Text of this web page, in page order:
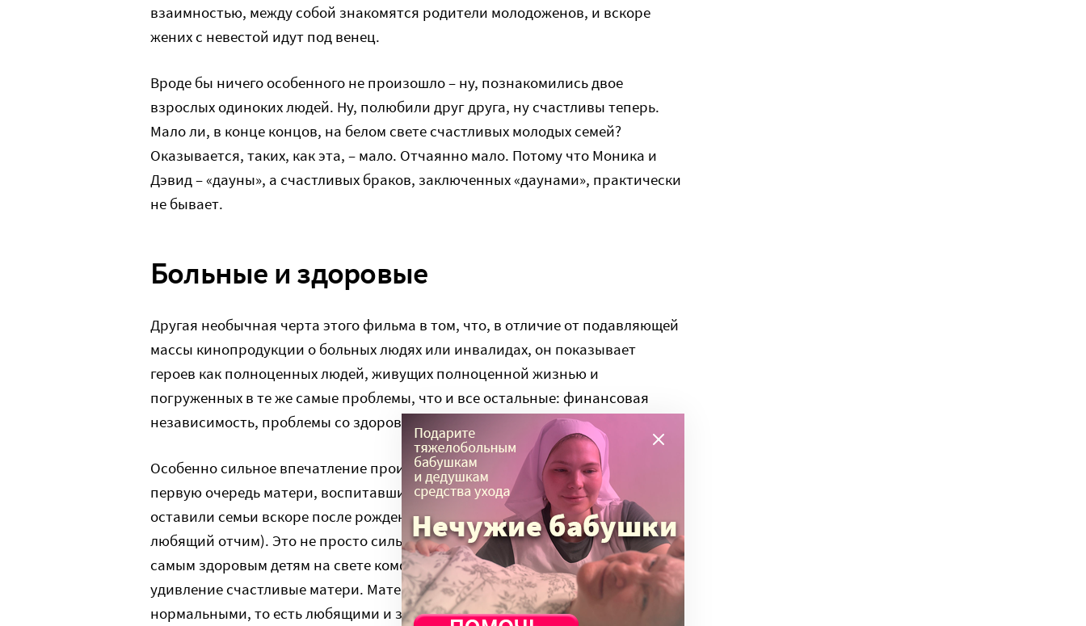
взаимностью, между собой знакомятся родители молодоженов, и вскоре
жених с невестой идут под венец.
Вроде бы ничего особенного не произошло – ну, познакомились двое
взрослых одиноких людей. Ну, полюбили друг друга, ну счастливы теперь.
Мало ли, в конце концов, на белом свете счастливых молодых семей?
Оказывается, таких, как эта, – мало. Отчаянно мало. Потому что Моника и
Дэвид – «дауны», а счастливых браков, заключенных «даунами», практически
не бывает.
Больные и здоровые
Другая необычная черта этого фильма в том, что, в отличие от подавляющей
массы кинопродукции о больных людях или инвалидах, он показывает
героев как полноценных людей, живущих полноценной жизнью и
погруженных в те же самые проблемы, что и все остальные: финансовая
независимость, проблемы со здоровьем, надежды завести ребенка…
Особенно сильное впечатление производят родители Моника и Дэвида, в
первую очередь матери, воспитавшие своих чад в одиночку (мужья обеих
оставили семьи вскоре после рождения детей; у Моники позднее появился
любящий отчим). Это не просто сильные женщины, обеспечившие своим не
самым здоровым детям на свете комфортные условия жизни – но и на
удивление счастливые матери. Матери, позволившие себе роскошь быть
нормальными, то есть любящими и заботливыми родителями, которые